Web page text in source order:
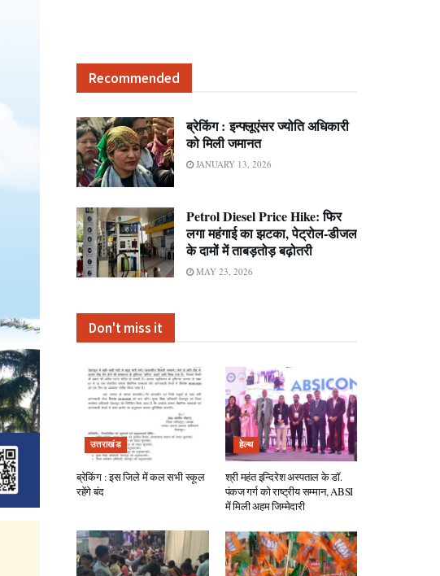
Recommended
ब्रेकिंग : इन्फ्लूएंसर ज्योति अधिकारी
को मिली जमानत
JANUARY 13, 2026
Petrol Diesel Price Hike: फिर
लगा महंगाई का झटका, पेट्रोल-डीजल
के दामों में ताबड़तोड़ बढ़ोतरी
MAY 23, 2026
Don't miss it
उत्तराखंड
ब्रेकिंग : इस जिले में कल सभी स्कूल
रहेंगे बंद
हेल्थ
श्री महंत इन्दिरेश अस्पताल के डॉ.
पंकज गर्ग को राष्ट्रीय सम्मान, ABSI
में मिली अहम जिम्मेदारी